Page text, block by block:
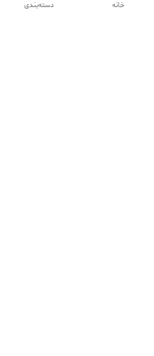
دسته‌بندی خانه